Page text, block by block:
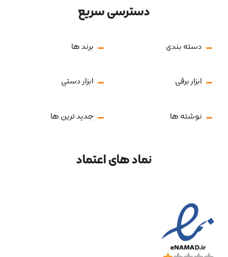
دسترسی سریع
دسته بندی برند ها
ابزار برقی ابزار دستی
نوشته ها جدید ترین ها
نماد های اعتماد